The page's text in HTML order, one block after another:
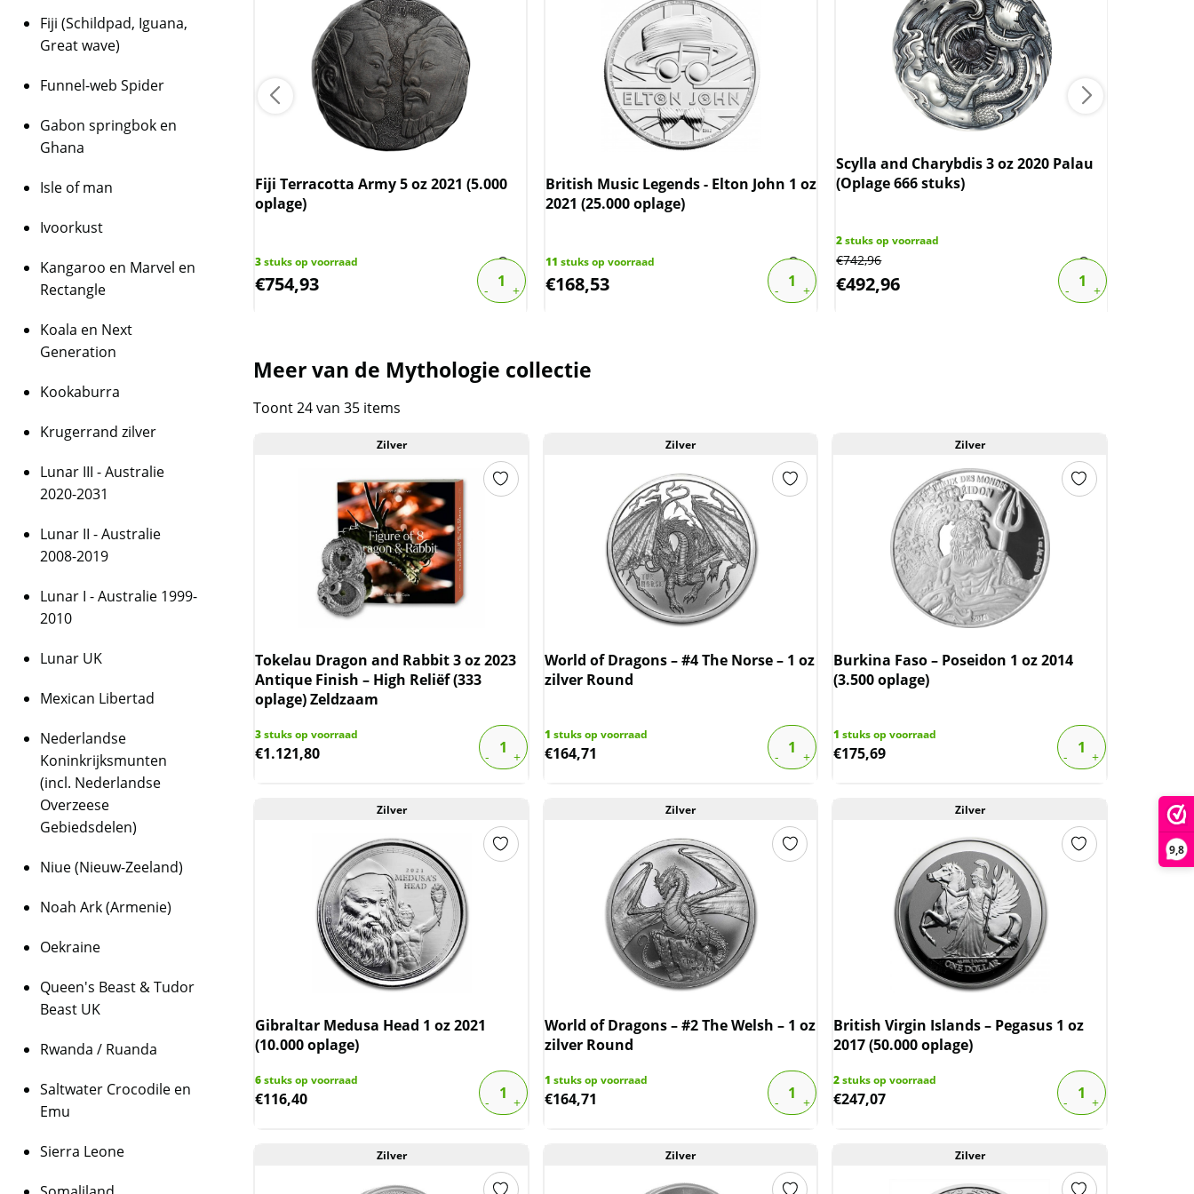
9,8
III - 3 x 1 oz - 2024 - Year of
voorraad
Fiji Terracotta Army 5 oz 2021 (5.000
oplage)
3stuks op voorraad
€754,93
British Music Legends - Elton John 1 oz
2021 (25.000 oplage)
11 stuks op voorraad
€168,53
Scylla and Charybdis 3 oz 2020 Palau
(Oplage 666 stuks)
2stuks op voorraad
€742,96
€492,96
Meer van de Mythologie collectie
Toont 24 van 35 items
Zilver
Tokelau Dragon and Rabbit 3 oz 2023
Antique Finish – High Reliëf (333
oplage) Zeldzaam
3stuks op voorraad
€1.121,80
Zilver
World of Dragons – #4 The Norse – 1 oz
zilver Round
1 stuks op voorraad
€164,71
Zilver
Burkina Faso – Poseidon 1 oz 2014
(3.500 oplage)
1 stuks op voorraad
€175,69
Zilver
Gibraltar Medusa Head 1 oz 2021
(10.000 oplage)
6stuks op voorraad
€116,40
Zilver
World of Dragons – #2 The Welsh – 1 oz
zilver Round
1 stuks op voorraad
€164,71
Zilver
British Virgin Islands – Pegasus 1 oz
2017 (50.000 oplage)
2stuks op voorraad
€247,07
Zilver Zilver Zilver
Fiji (Schildpad, Iguana,
Great wave)
Funnel-web Spider
Gabon springbok en
Ghana
Isle of man
Ivoorkust
Kangaroo en Marvel en
Rectangle
Koala en Next
Generation
Kookaburra
Krugerrand zilver
Lunar III - Australie
2020-2031
Lunar II - Australie
2008-2019
Lunar I - Australie 1999-
2010
Lunar UK
Mexican Libertad
Nederlandse
Koninkrijksmunten
(incl. Nederlandse
Overzeese
Gebiedsdelen)
Niue (Nieuw-Zeeland)
Noah Ark (Armenie)
Oekraine
Queen's Beast & Tudor
Beast UK
Rwanda / Ruanda
Saltwater Crocodile en
Emu
Sierra Leone